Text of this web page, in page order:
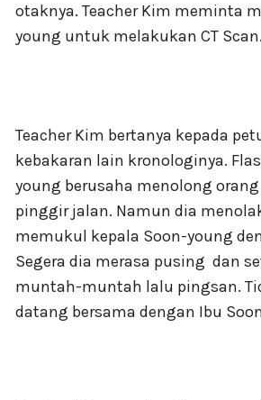
otaknya. Teacher Kim meminta
young untuk melakukan CT Scan.
Teacher Kim bertanya kepada
kebakaran lain kronologinya.
young berusaha menolong
pinggir jalan. Namun dia
memukul kepala Soon-young
Segera dia merasa pusing dan
muntah-muntah lalu pingsan.
datang bersama dengan Ibu